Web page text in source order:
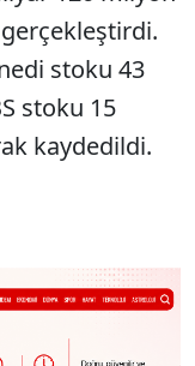
gerçekleştirdi.
stoku 43
stoku 15
kaydedildi.